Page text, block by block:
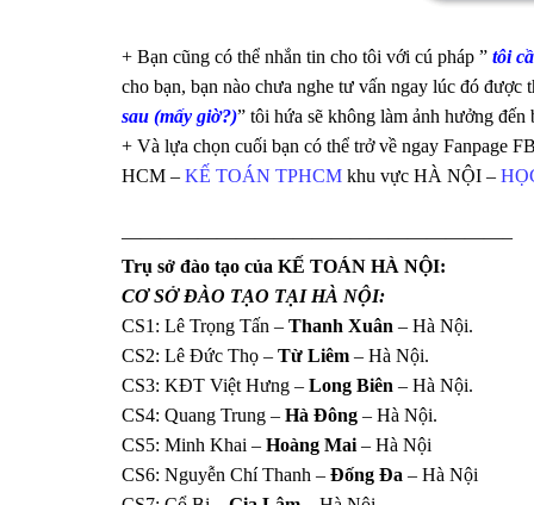
+ Bạn cũng có thể nhắn tin cho tôi với cú pháp ” tôi
cho bạn, bạn nào chưa nghe tư vấn ngay lúc đó được
sau (mấy giờ?)” tôi hứa sẽ không làm ảnh hưởng đến
+ Và lựa chọn cuối bạn có thể trở về ngay Fanpage
HCM – KẾ TOÁN TPHCM khu vực HÀ NỘI –
————————————————————–
Trụ sở đào tạo của KẾ TOÁN HÀ NỘI:
CƠ SỞ ĐÀO TẠO TẠI HÀ NỘI:
CS1: Lê Trọng Tấn – Thanh Xuân – Hà Nội.
CS2: Lê Đức Thọ – Từ Liêm – Hà Nội.
CS3: KĐT Việt Hưng – Long Biên – Hà Nội.
CS4: Quang Trung – Hà Đông – Hà Nội.
CS5: Minh Khai – Hoàng Mai – Hà Nội
CS6: Nguyễn Chí Thanh – Đống Đa – Hà Nội